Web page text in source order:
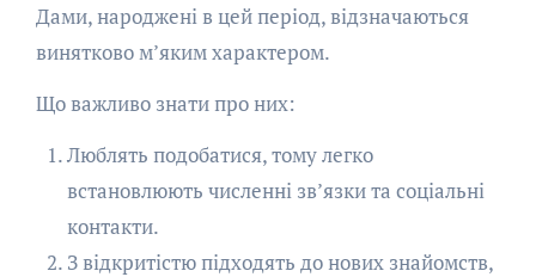
Дами, народжені в цей період, відзначаються
винятково м’яким характером.
Що важливо знати про них:
Люблять подобатися, тому легко
встановлюють численні зв’язки та соціальні
контакти.
З відкритістю підходять до нових знайомств,